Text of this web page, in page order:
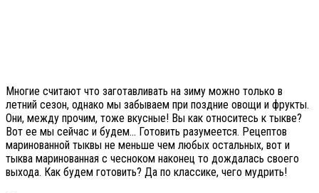
Многие считают что заготавливать на зиму можно только в
летний сезон, однако мы забываем при поздние овощи и фрукты.
Они, между прочим, тоже вкусные! Вы как относитесь к тыкве?
Вот ее мы сейчас и будем… Готовить разумеется. Рецептов
маринованной тыквы не меньше чем любых остальных, вот и
тыква маринованная с чесноком наконец то дождалась своего
выхода. Как будем готовить? Да по классике, чего мудрить!